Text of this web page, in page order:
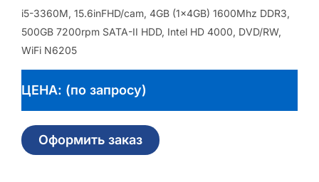
i5-3360M, 15.6inFHD/cam, 4GB (1x4GB) 1600Mhz DDR3,
500GB 7200rpm SATA-II HDD, Intel HD 4000, DVD/RW,
WiFi N6205
ЦЕНА: (по запросу)
Оформить заказ